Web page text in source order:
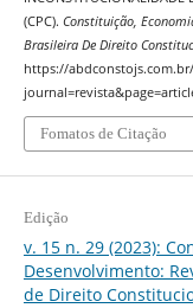
(CPC). Constituição,
Brasileira De Direito
https://
Fomatos de Citação
Edição
v. 15 n. 29 (2023):
Desenvolvimento:
de Direito